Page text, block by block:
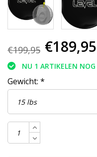
€199,95 €189,95
NU 1 ARTIKELEN NOG
Gewicht: *